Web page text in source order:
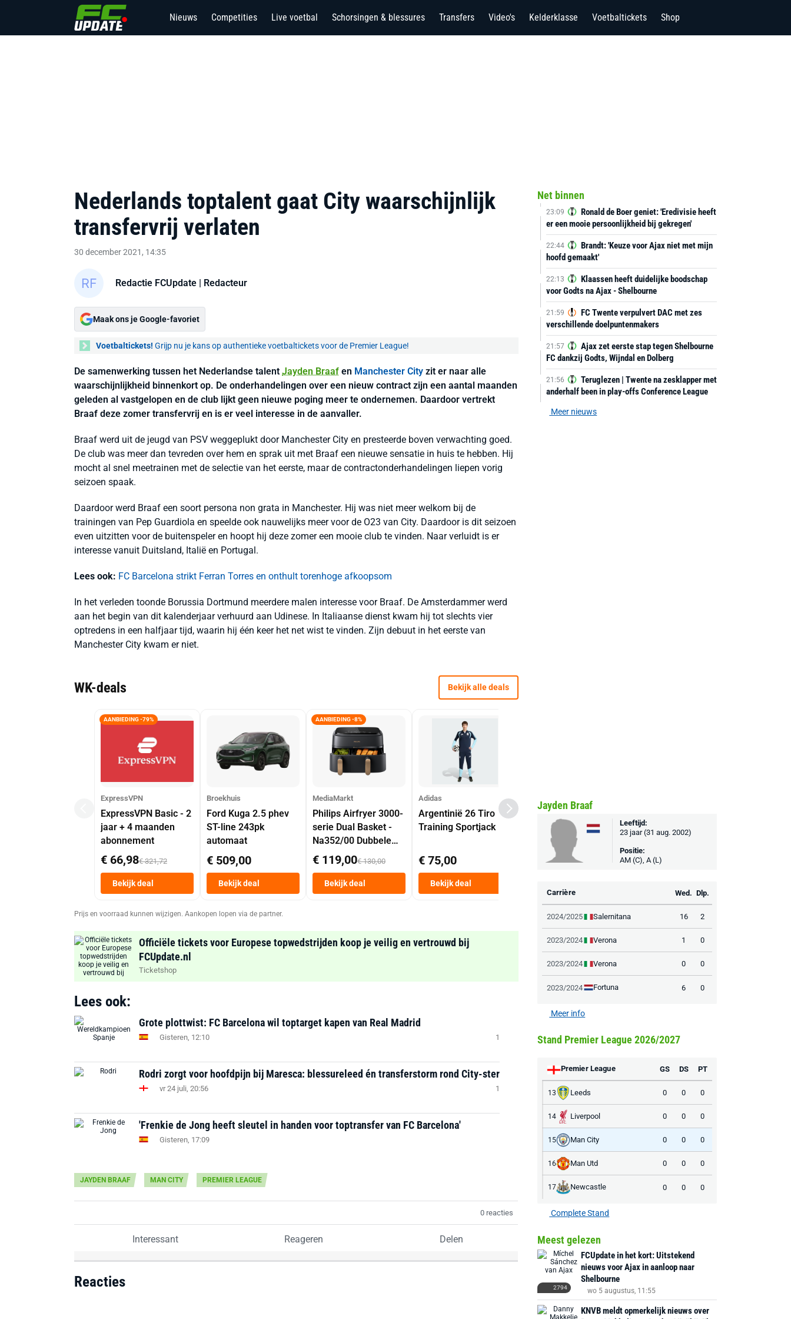
Nieuws Competities Live voetbal Schorsingen & blessures Transfers Video's Kelderklasse Voetbaltickets Shop
Nederlands toptalent gaat City waarschijnlijk
transfervrij verlaten
30 december 2021, 14:35
Redactie FCUpdate | Redacteur
Maak ons je Google-favoriet
Voetbaltickets! Grijp nu je kans op authentieke voetbaltickets voor de Premier League!
De samenwerking tussen het Nederlandse talent Jayden Braaf en Manchester City zit er naar alle
waarschijnlijkheid binnenkort op. De onderhandelingen over een nieuw contract zijn een aantal maanden
geleden al vastgelopen en de club lijkt geen nieuwe poging meer te ondernemen. Daardoor vertrekt
Braaf deze zomer transfervrij en is er veel interesse in de aanvaller.
Braaf werd uit de jeugd van PSV weggeplukt door Manchester City en presteerde boven verwachting goed.
De club was meer dan tevreden over hem en sprak uit met Braaf een nieuwe sensatie in huis te hebben. Hij
mocht al snel meetrainen met de selectie van het eerste, maar de contractonderhandelingen liepen vorig
seizoen spaak.
Daardoor werd Braaf een soort persona non grata in Manchester. Hij was niet meer welkom bij de
trainingen van Pep Guardiola en speelde ook nauwelijks meer voor de O23 van City. Daardoor is dit seizoen
even uitzitten voor de buitenspeler en hoopt hij deze zomer een mooie club te vinden. Naar verluidt is er
interesse vanuit Duitsland, Italië en Portugal.
Lees ook: FC Barcelona strikt Ferran Torres en onthult torenhoge afkoopsom
In het verleden toonde Borussia Dortmund meerdere malen interesse voor Braaf. De Amsterdammer werd
aan het begin van dit kalenderjaar verhuurd aan Udinese. In Italiaanse dienst kwam hij tot slechts vier
optredens in een halfjaar tijd, waarin hij één keer het net wist te vinden. Zijn debuut in het eerste van
Manchester City kwam er niet.
WK-deals Bekijk alle deals
AANBIEDING -79%
ExpressVPN
ExpressVPN Basic - 2
jaar + 4 maanden
abonnement
€ 66,98€ 321,72
Bekijk deal
Broekhuis
Ford Kuga 2.5 phev
ST-line 243pk
automaat
€ 509,00
Bekijk deal
AANBIEDING -8%
MediaMarkt
Philips Airfryer 3000-
serie Dual Basket -
Na352/00 Dubbele
Mand 9 L Tot 6
Personen
Heteluchtfriteuse
Zwart
€ 119,00€ 130,00
Bekijk deal
Adidas
Argentinië 26 Tiro
Training Sportjack
€ 75,00
Bekijk deal
EA Sports FC 26 -
PlayStation 5
€ 29,99
Ground Boots Kids
€ 78,00
Prijs en voorraad kunnen wijzigen. Aankopen lopen via de partner.
Officiële tickets voor Europese topwedstrijden koop je veilig en vertrouwd bij
FCUpdate.nl
Ticketshop
Lees ook:
Grote plottwist: FC Barcelona wil toptarget kapen van Real Madrid
Gisteren, 12:10 1
Rodri zorgt voor hoofdpijn bij Maresca: blessureleed én transferstorm rond City-ster
vr 24 juli, 20:56 1
'Frenkie de Jong heeft sleutel in handen voor toptransfer van FC Barcelona'
Gisteren, 17:09
JAYDEN BRAAF MAN CITY PREMIER LEAGUE
0 reacties
Interessant Reageren Delen
Reacties
Net binnen
23:09
Ronald de Boer geniet: 'Eredivisie heeft
er een mooie persoonlijkheid bij gekregen'
22:44
Brandt: 'Keuze voor Ajax niet met mijn
hoofd gemaakt'
22:13
Klaassen heeft duidelijke boodschap
voor Godts na Ajax - Shelbourne
21:59
FC Twente verpulvert DAC met zes
verschillende doelpuntenmakers
21:57
Ajax zet eerste stap tegen Shelbourne
FC dankzij Godts, Wijndal en Dolberg
21:56
Teruglezen | Twente na zesklapper met
anderhalf been in play-offs Conference League
Meer nieuws
Jayden Braaf
Leeftijd:
23 jaar (31 aug. 2002)
Positie:
AM (C), A (L)
Carrière Wed. Dlp.
2024/2025 Salernitana 16 2
2023/2024 Verona 1 0
2023/2024 Verona 0 0
2023/2024 Fortuna 6 0
Meer info
Stand Premier League 2026/2027
Premier League GS DS PT
13 Leeds 0 0 0
14 Liverpool 0 0 0
15 Man City 0 0 0
16 Man Utd 0 0 0
17 Newcastle 0 0 0
Complete Stand
Meest gelezen
2794
FCUpdate in het kort: Uitstekend
nieuws voor Ajax in aanloop naar
Shelbourne
wo 5 augustus, 11:55
KNVB meldt opmerkelijk nieuws over